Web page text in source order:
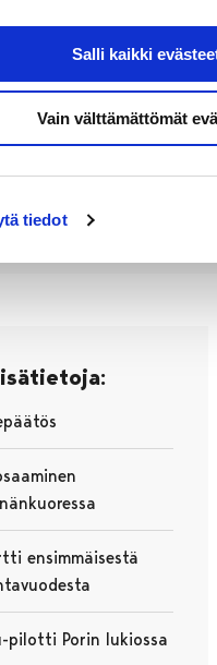
tiedot
Salli kaikki
Vain välttämättömät
Hae
ensimmäisestä
pilotti Porin lukiossa